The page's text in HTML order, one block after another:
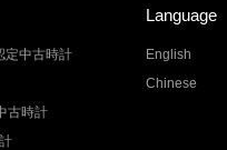
定中古時計
古時計
Language
English
Chinese